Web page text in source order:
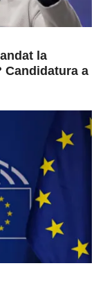
la
Candidatura a
pentru încă